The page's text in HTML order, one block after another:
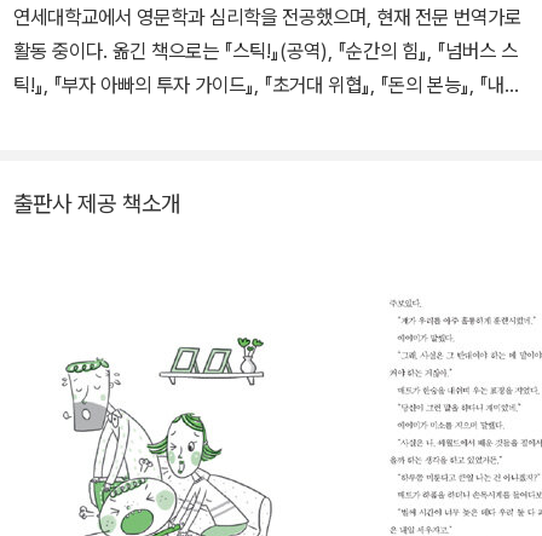
연세대학교에서 영문학과 심리학을 전공했으며, 현재 전문 번역가로
활동 중이다. 옮긴 책으로는 『스틱!』(공역), 『순간의 힘』, 『넘버스 스
틱!』, 『부자 아빠의 투자 가이드』, 『초거대 위협』, 『돈의 본능』, 『내러
출판사 제공 책소개